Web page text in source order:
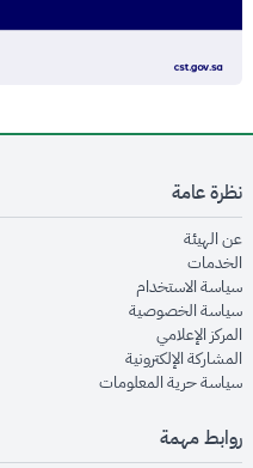
نظرة عامة
عن الهيئةopens in new window
الخدماتopens in new window
سياسة الاستخدام
سياسة الخصوصيةin new window
المركز الإعلاميopens in new window
المشاركة الإلكترونيةin new window
سياسة حرية المعلوماتnew window
روابط مهمة